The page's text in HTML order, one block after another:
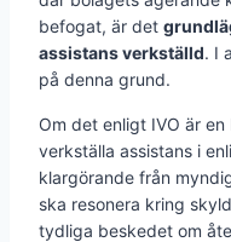
befogat, är det
assistans verkställd. I
på denna grund.
Om det enligt IVO är
verkställa assistans i
klargörande från
ska resonera kring
tydliga beskedet om